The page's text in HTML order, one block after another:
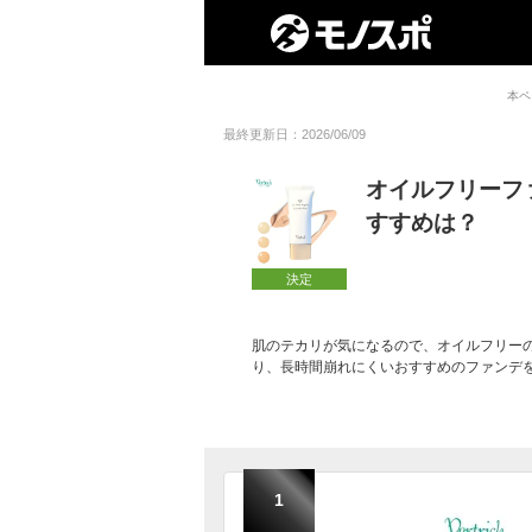
本
最終更新日：2026/06/09
決定
オイルフリー
すすめは？
肌のテカリが気になるので、オイルフリ
り、長時間崩れにくいおすすめのファンデ
1